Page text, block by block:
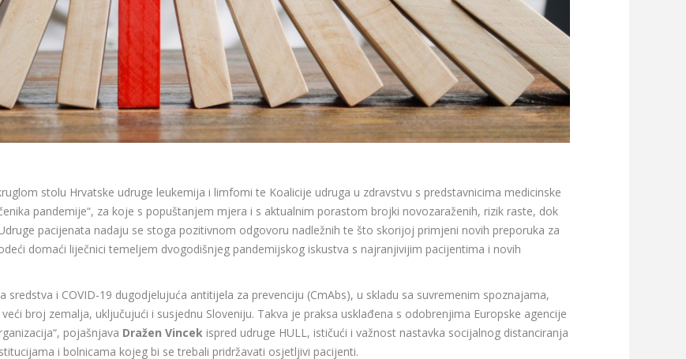
stolu Hrvatske udruge leukemija i limfomi te Koalicije udruga u zdravstvu s predstavnicima medicinske
pandemije“, za koje s popuštanjem mjera i s aktualnim porastom brojki novozaraženih, rizik raste, dok
pacijenata nadaju se stoga pozitivnom odgovoru nadležnih te što skorijoj primjeni novih preporuka za
domaći liječnici temeljem dvogodišnjeg pandemijskog iskustva s najranjivijim pacijentima i novih
i COVID-19 dugodjelujuća antitijela za prevenciju (CmAbs), u skladu sa suvremenim spoznajama,
broj zemalja, uključujući i susjednu Sloveniju. Takva je praksa usklađena s odobrenjima Europske agencije
pojašnjava Dražen Vincek ispred udruge HULL, ističući i važnost nastavka socijalnog distanciranja
i bolnicama kojeg bi se trebali pridržavati osjetljivi pacijenti.